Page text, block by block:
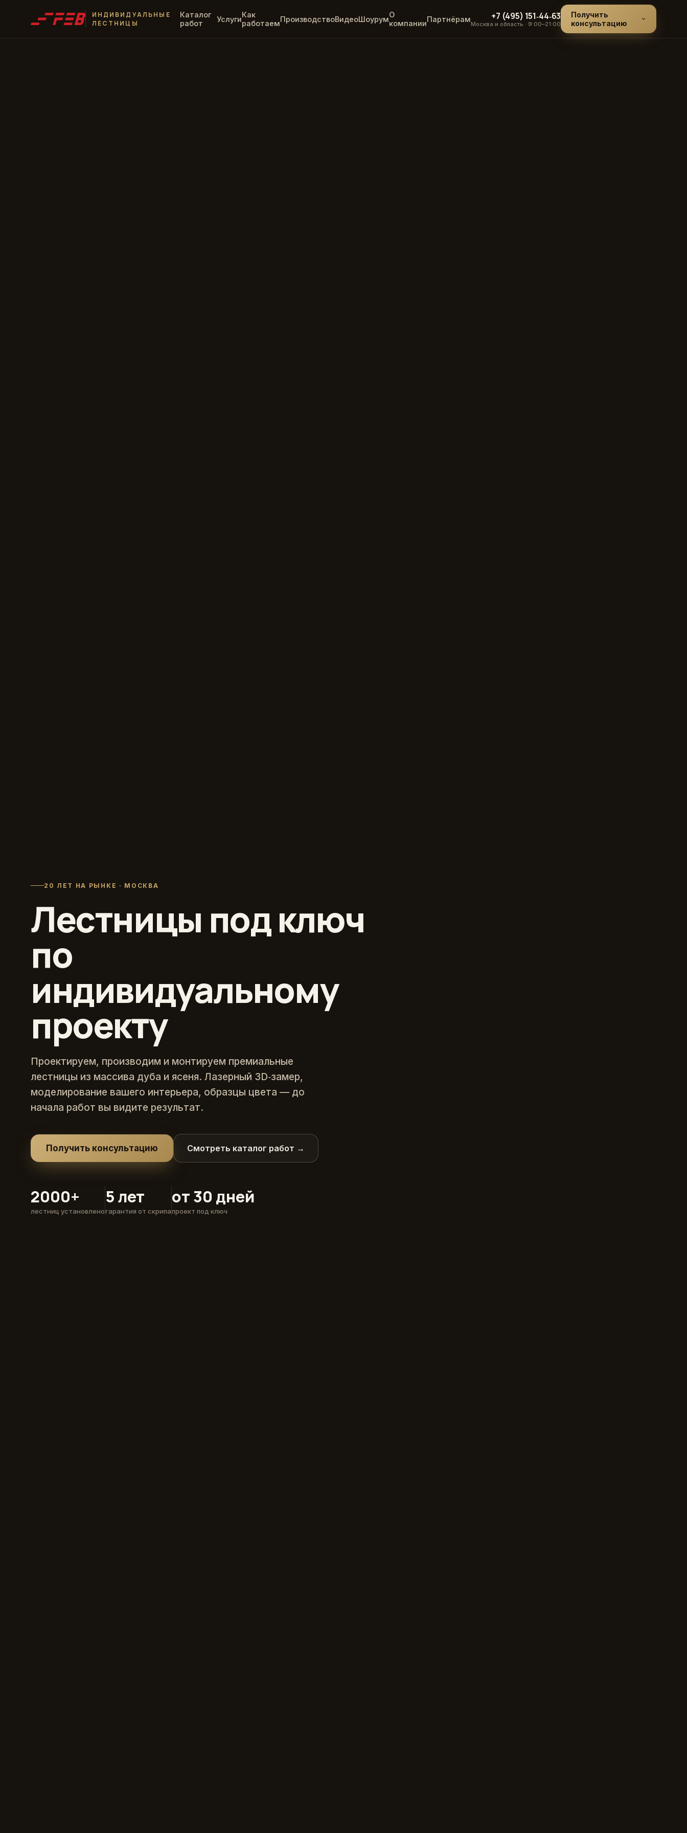
ИНДИВИДУАЛЬНЫЕ
ЛЕСТНИЦЫ
Каталог
работ
УслугиКак
работаемПроизводствоВидеоШоурумО
компанииПартнёрам +7 (495) 151‑44‑63
Москва и область · 9:00–21:00
Получить
консультацию
20 ЛЕТ НА РЫНКЕ · МОСКВА
Лестницы под ключ
по
индивидуальному
проекту
Проектируем, производим и монтируем премиальные
лестницы из массива дуба и ясеня. Лазерный 3D‑замер,
моделирование вашего интерьера, образцы цвета — до
начала работ вы видите результат.
Получить консультацию Смотреть каталог работ →
2000+
лестниц установлено
5 лет
гарантия от скрипа
от 30 дней
проект под ключ